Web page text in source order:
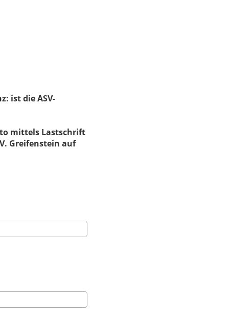
ist die ASV-
mittels Lastschrift
Greifenstein auf